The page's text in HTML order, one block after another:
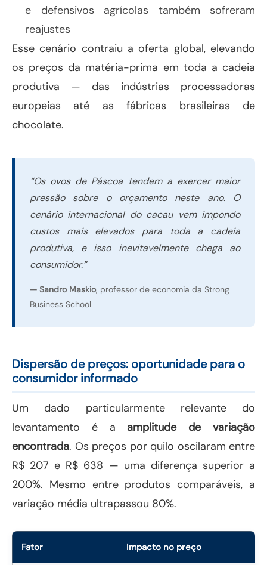
e defensivos agrícolas também sofreram
reajustes
Esse cenário contraiu a oferta global, elevando
os preços da matéria-prima em toda a cadeia
produtiva — das indústrias processadoras
europeias até as fábricas brasileiras de
chocolate.
“Os ovos de Páscoa tendem a exercer maior
pressão sobre o orçamento neste ano. O
cenário internacional do cacau vem impondo
custos mais elevados para toda a cadeia
produtiva, e isso inevitavelmente chega ao
consumidor.”
— Sandro Maskio, professor de economia da Strong
Business School
Dispersão de preços: oportunidade para o
consumidor informado
Um dado particularmente relevante do
levantamento é a amplitude de variação
encontrada. Os preços por quilo oscilaram entre
R$ 207 e R$ 638 — uma diferença superior a
200%. Mesmo entre produtos comparáveis, a
variação média ultrapassou 80%.
Fator Impacto no preço